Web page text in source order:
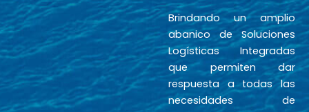
Brindando un amplio
abanico de Soluciones
Logísticas Integradas
que permiten dar
respuesta a todas las
necesidades de